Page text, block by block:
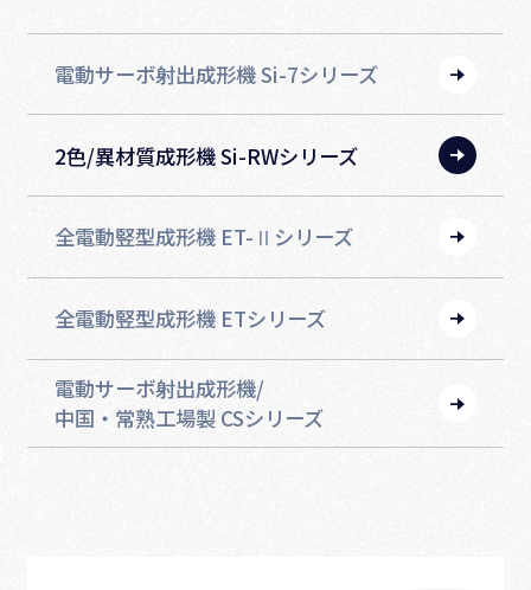
電動サーボ射出成形機 Si-7シリーズ
2⾊/異材質成形機 Si-RWシリーズ
全電動竪型成形機 ET-Ⅱシリーズ
全電動竪型成形機 ETシリーズ
電動サーボ射出成形機/
中国‧常熟⼯場製 CSシリーズ